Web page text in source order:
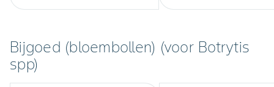
Bijgoed (bloembollen) (voor Botrytis
spp)